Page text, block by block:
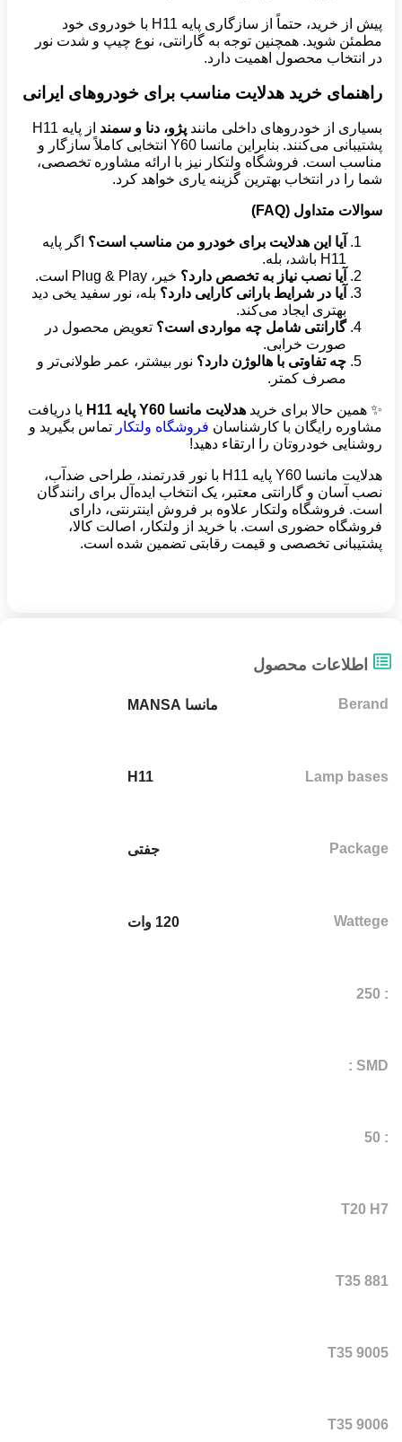
پیش از خرید، حتماً از سازگاری پایه H11 با خودروی خود
مطمئن شوید. همچنین توجه به گارانتی، نوع چیپ و شدت نور
در انتخاب محصول اهمیت دارد.
راهنمای خرید هدلایت مناسب برای خودروهای ایرانی
بسیاری از خودروهای داخلی مانند پژو، دنا و سمند
از پایه H11
پشتیبانی می‌کنند. بنابراین مانسا Y60 انتخابی کاملاً سازگار و
مناسب است. فروشگاه ولتکار نیز با ارائه مشاوره تخصصی،
شما را در انتخاب بهترین گزینه یاری خواهد کرد.
سوالات متداول (FAQ)
آیا این هدلایت برای خودرو من مناسب است؟ اگر پایه
H11 باشد، بله.
آیا نصب نیاز به تخصص دارد؟ خیر، Plug & Play است.
آیا در شرایط بارانی کارایی دارد؟ بله، نور سفید یخی دید
بهتری ایجاد می‌کند.
گارانتی شامل چه مواردی است؟ تعویض محصول در
صورت خرابی.
چه تفاوتی با هالوژن دارد؟ نور بیشتر، عمر طولانی‌تر و
مصرف کمتر.
✨ همین حالا برای خرید هدلایت مانسا پایه
یا دریافت
مشاوره رایگان با کارشناسان فروشگاه ولتکار تماس بگیرید و
روشنایی خودروتان را ارتقاء دهید!
هدلایت مانسا Y60 پایه H11 با نور قدرتمند، طراحی ضدآب،
نصب آسان و گارانتی معتبر، یک انتخاب ایده‌آل برای رانندگان
است. فروشگاه ولتکار علاوه بر فروش اینترنتی، دارای
فروشگاه حضوری است. با خرید از ولتکار، اصالت کالا،
پشتیبانی تخصصی و قیمت رقابتی تضمین شده است.
اطلاعات محصول
Berand مانسا MANSA
Lamp bases
H11
Package جفتی
Wattege 120 وات
: 250
SMD :
: 50
T20 H7
T35 881
T35 9005
T35 9006